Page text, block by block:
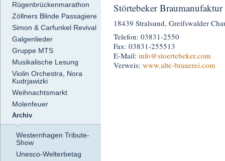
Rügenbrückenmarathon
Zöllners Blinde Passagiere
Simon & Carfunkel Revival
Galgenlieder
Gruppe MTS
Musikalische Lesung
Violin Orchestra, Nora
Kudrjawizki
Weihnachtsmarkt
Molenfeuer
Archiv
Westernhagen Tribute-
Show
Unesco-Welterbetag
Störtebeker Braumanufaktur
18439 Stralsund, Greifswalder
Telefon: 03831-2550
Fax: 03831-255513
E-Mail: info@stoertebeker.com
Verweis: www.alte-brauerei.com